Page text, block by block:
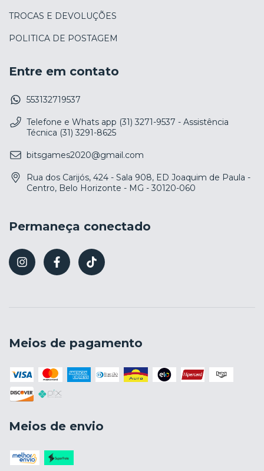
TROCAS E DEVOLUÇÕES
POLITICA DE POSTAGEM
Entre em contato
553132719537
Telefone e Whats app (31) 3271-9537 - Assistência
Técnica (31) 3291-8625
bitsgames2020@gmail.com
Rua dos Carijós, 424 - Sala 908, ED Joaquim de Paula -
Centro, Belo Horizonte - MG - 30120-060
Permaneça conectado
Meios de pagamento
Meios de envio